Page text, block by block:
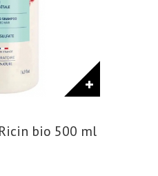
bio 500 ml